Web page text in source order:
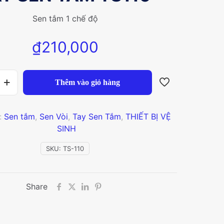
Sen tắm 1 chế độ
₫210,000
Thêm vào giỏ hàng
SKU: TS-110
Sen tắm, Sen Vòi, Tay Sen Tắm, THIẾT BỊ VỆ
SINH
Share